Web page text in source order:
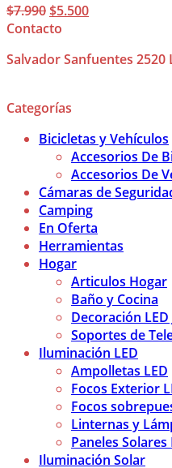
$7.990El
precio
era:
$5.500El
es:
Contacto
Salvador Sanfuentes 2520
Categorías
Bicicletas y Vehículos
Accesorios De
Accesorios De
Cámaras de
Camping
En Oferta
Herramientas
Hogar
Articulos Hogar
Baño y Cocina
Decoración
Soportes de
Iluminación LED
Ampolletas LED
Focos Exterior
Focos
Linternas y
Paneles Solares
Iluminación Solar